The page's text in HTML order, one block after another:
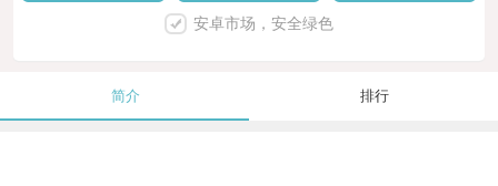
安卓市场，安全绿色
简介 排行